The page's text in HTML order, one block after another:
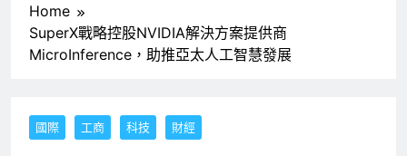
Home
SuperX戰略控股NVIDIA解決方案提供商
MicroInference，助推亞太人工智慧發展
國際 工商 科技 財經